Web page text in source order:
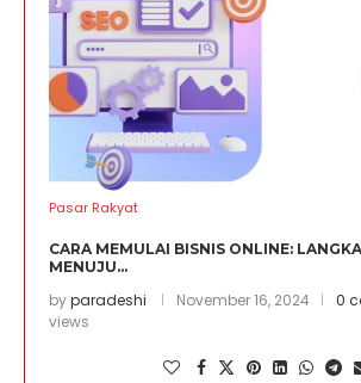
Pasar Rakyat
CARA MEMULAI BISNIS ONLINE:
MENUJU...
byparadeshi November 16, 2024 0
views